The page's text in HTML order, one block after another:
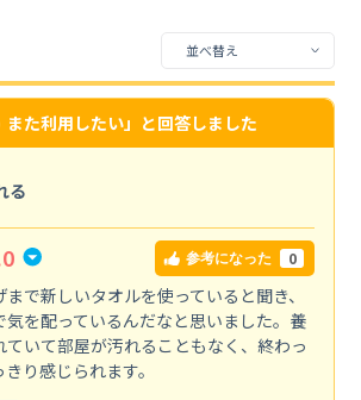
また利用したい」と回答しました
る
参考になった 0
で新しいタオルを使っていると聞き、
を配っているんだなと思いました。養
ていて部屋が汚れることもなく、終わっ
り感じられます。